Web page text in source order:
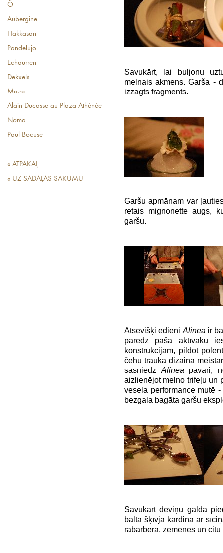
Ö
Aubergine
Hakkasan
Pandelujo
Echaurren
Dekxels
Maze
Alain Ducasse au Plaza Athénée
Noma
Paul Bocuse
« ATPAKAĻ
« UZ SADAĻAS SĀKUMU
Savukārt, lai buljonu
melnais akmens. Garša -
izzagts fragments.
Garšu apmānam var
retais mignonette augs,
garšu.
Atsevišķi ēdieni Alinea ir
paredz paša aktīvāku
konstrukcijām, pildot
čehu trauka dizaina
sasniedz Alinea pavāri,
aizlienējot melno trifeļu un
vesela performance mutē
bezgala bagāta garšu
Savukārt deviņu galda
baltā šķīvja kārdina ar
rabarbera, zemenes un